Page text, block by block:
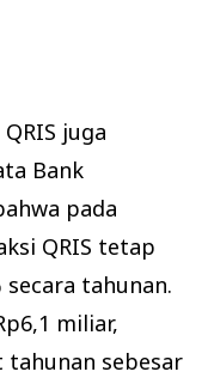
juga
Bank
pada
QRIS tetap
tahunan.
miliar,
sebesar